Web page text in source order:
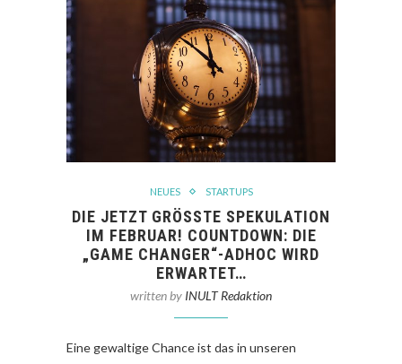
NEUES STARTUPS
DIE JETZT GRÖSSTE SPEKULATION I
M FEBRUAR! COUNTDOWN: DIE „
GAME CHANGER“-ADHOC WIRD E
RWARTET…
written by INULT Redaktion
Eine gewaltige Chance ist das in unseren